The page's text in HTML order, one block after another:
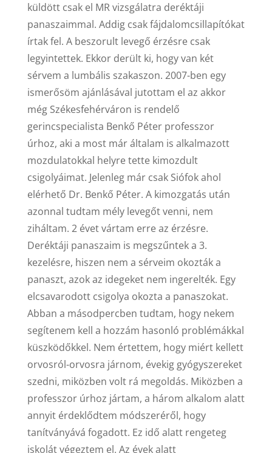
küldött csak el MR vizsgálatra deréktáji
panaszaimmal. Addig csak fájdalomcsillapítókat
írtak fel. A beszorult levegő érzésre csak
legyintettek. Ekkor derült ki, hogy van két
sérvem a lumbális szakaszon. 2007-ben egy
ismerősöm ajánlásával jutottam el az akkor
még Székesfehérváron is rendelő
gerincspecialista Benkő Péter professzor
úrhoz, aki a most már általam is alkalmazott
mozdulatokkal helyre tette kimozdult
csigolyáimat. Jelenleg már csak Siófok ahol
elérhető Dr. Benkő Péter. A kimozgatás után
azonnal tudtam mély levegőt venni, nem
ziháltam. 2 évet vártam erre az érzésre.
Deréktáji panaszaim is megszűntek a 3.
kezelésre, hiszen nem a sérveim okozták a
panaszt, azok az idegeket nem ingerelték. Egy
elcsavarodott csigolya okozta a panaszokat.
Abban a másodpercben tudtam, hogy nekem
segítenem kell a hozzám hasonló problémákkal
küszködőkkel. Nem értettem, hogy miért kellett
orvosról-orvosra járnom, évekig gyógyszereket
szedni, miközben volt rá megoldás. Miközben a
professzor úrhoz jártam, a három alkalom alatt
annyit érdeklődtem módszeréről, hogy
tanítványává fogadott. Ez idő alatt rengeteg
iskolát végeztem el. Az évek alatt